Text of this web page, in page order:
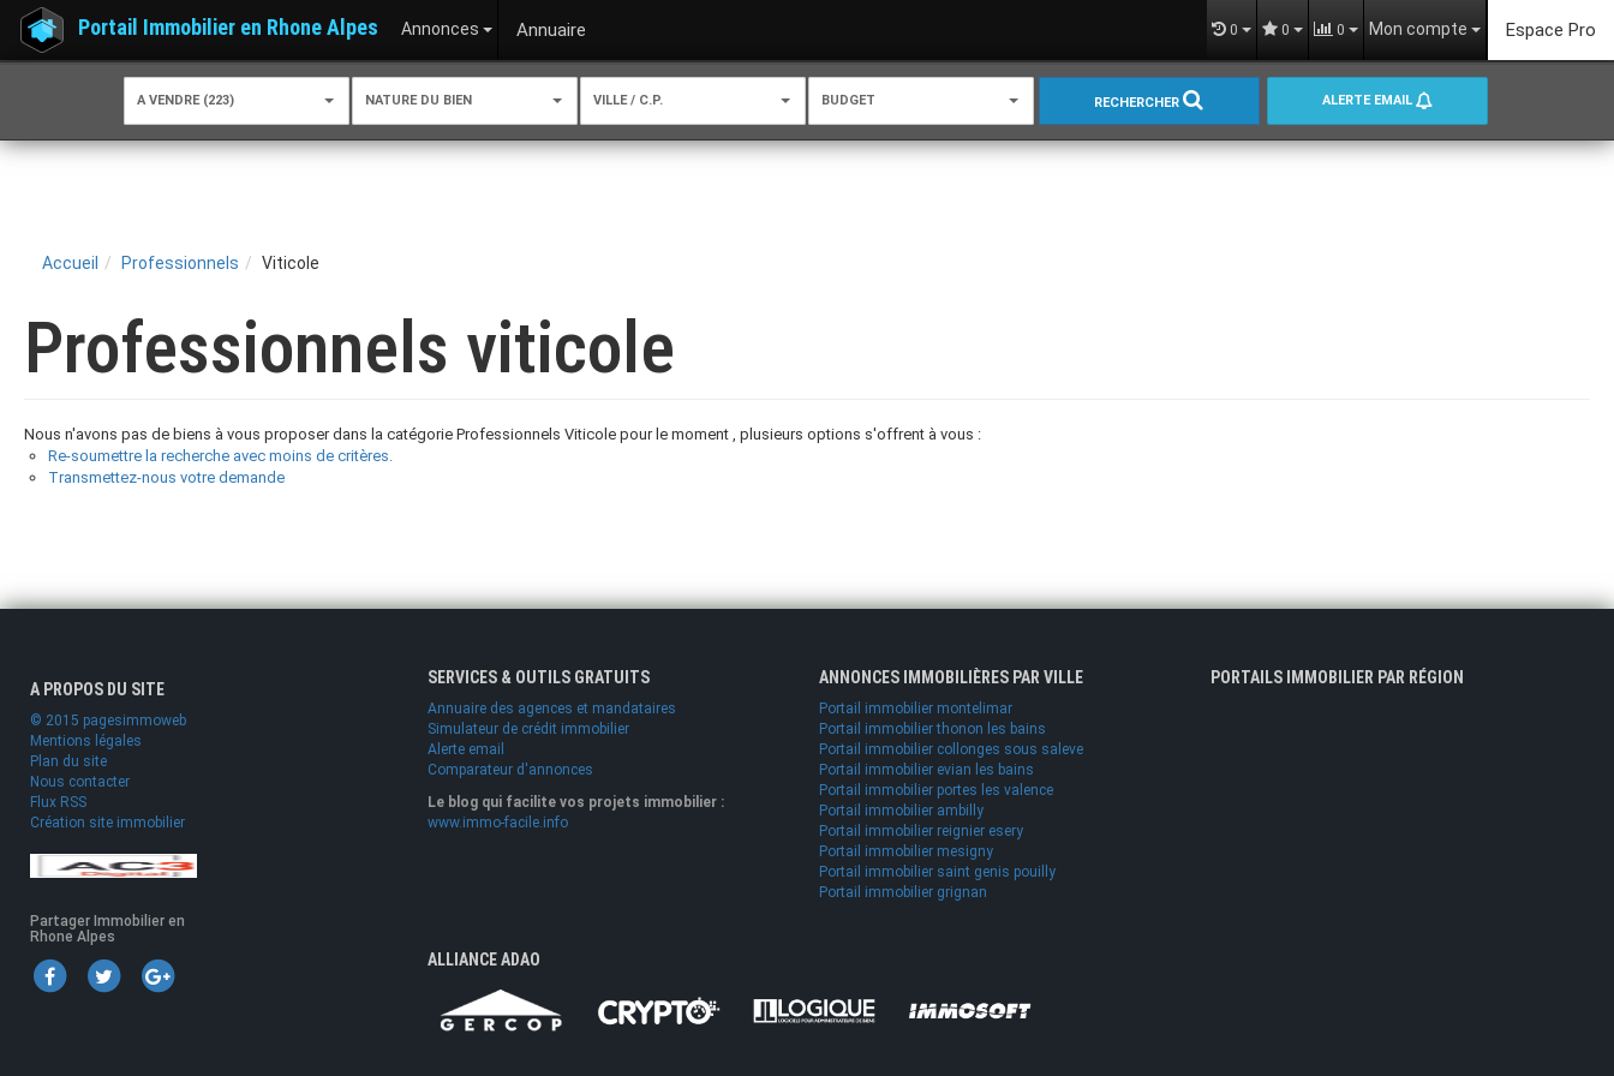
Portail Immobilier en Rhone Alpes Annonces Annuaire 0 0 0 Mon compte Espace Pro
A VENDRE (223) NATURE DU BIEN VILLE / C.P. BUDGET RECHERCHER ALERTE EMAIL
Accueil Professionnels Viticole
Professionnels viticole
Nous n'avons pas de biens à vous proposer dans la catégorie Professionnels Viticole pour le moment , plusieurs options s'offrent à vous :
Re-soumettre la recherche avec moins de critères.
Transmettez-nous votre demande
A PROPOS DU SITE
© 2015 pagesimmoweb
Mentions légales
Plan du site
Nous contacter
Flux RSS
Création site immobilier
Partager Immobilier en
Rhone Alpes
SERVICES & OUTILS GRATUITS
Annuaire des agences et mandataires
Simulateur de crédit immobilier
Alerte email
Comparateur d'annonces
Le blog qui facilite vos projets immobilier :
www.immo-facile.info
ANNONCES IMMOBILIÈRES PAR VILLE
Portail immobilier montelimar
Portail immobilier thonon les bains
Portail immobilier collonges sous saleve
Portail immobilier evian les bains
Portail immobilier portes les valence
Portail immobilier ambilly
Portail immobilier reignier esery
Portail immobilier mesigny
Portail immobilier saint genis pouilly
Portail immobilier grignan
ALLIANCE ADAO
PORTAILS IMMOBILIER PAR RÉGION